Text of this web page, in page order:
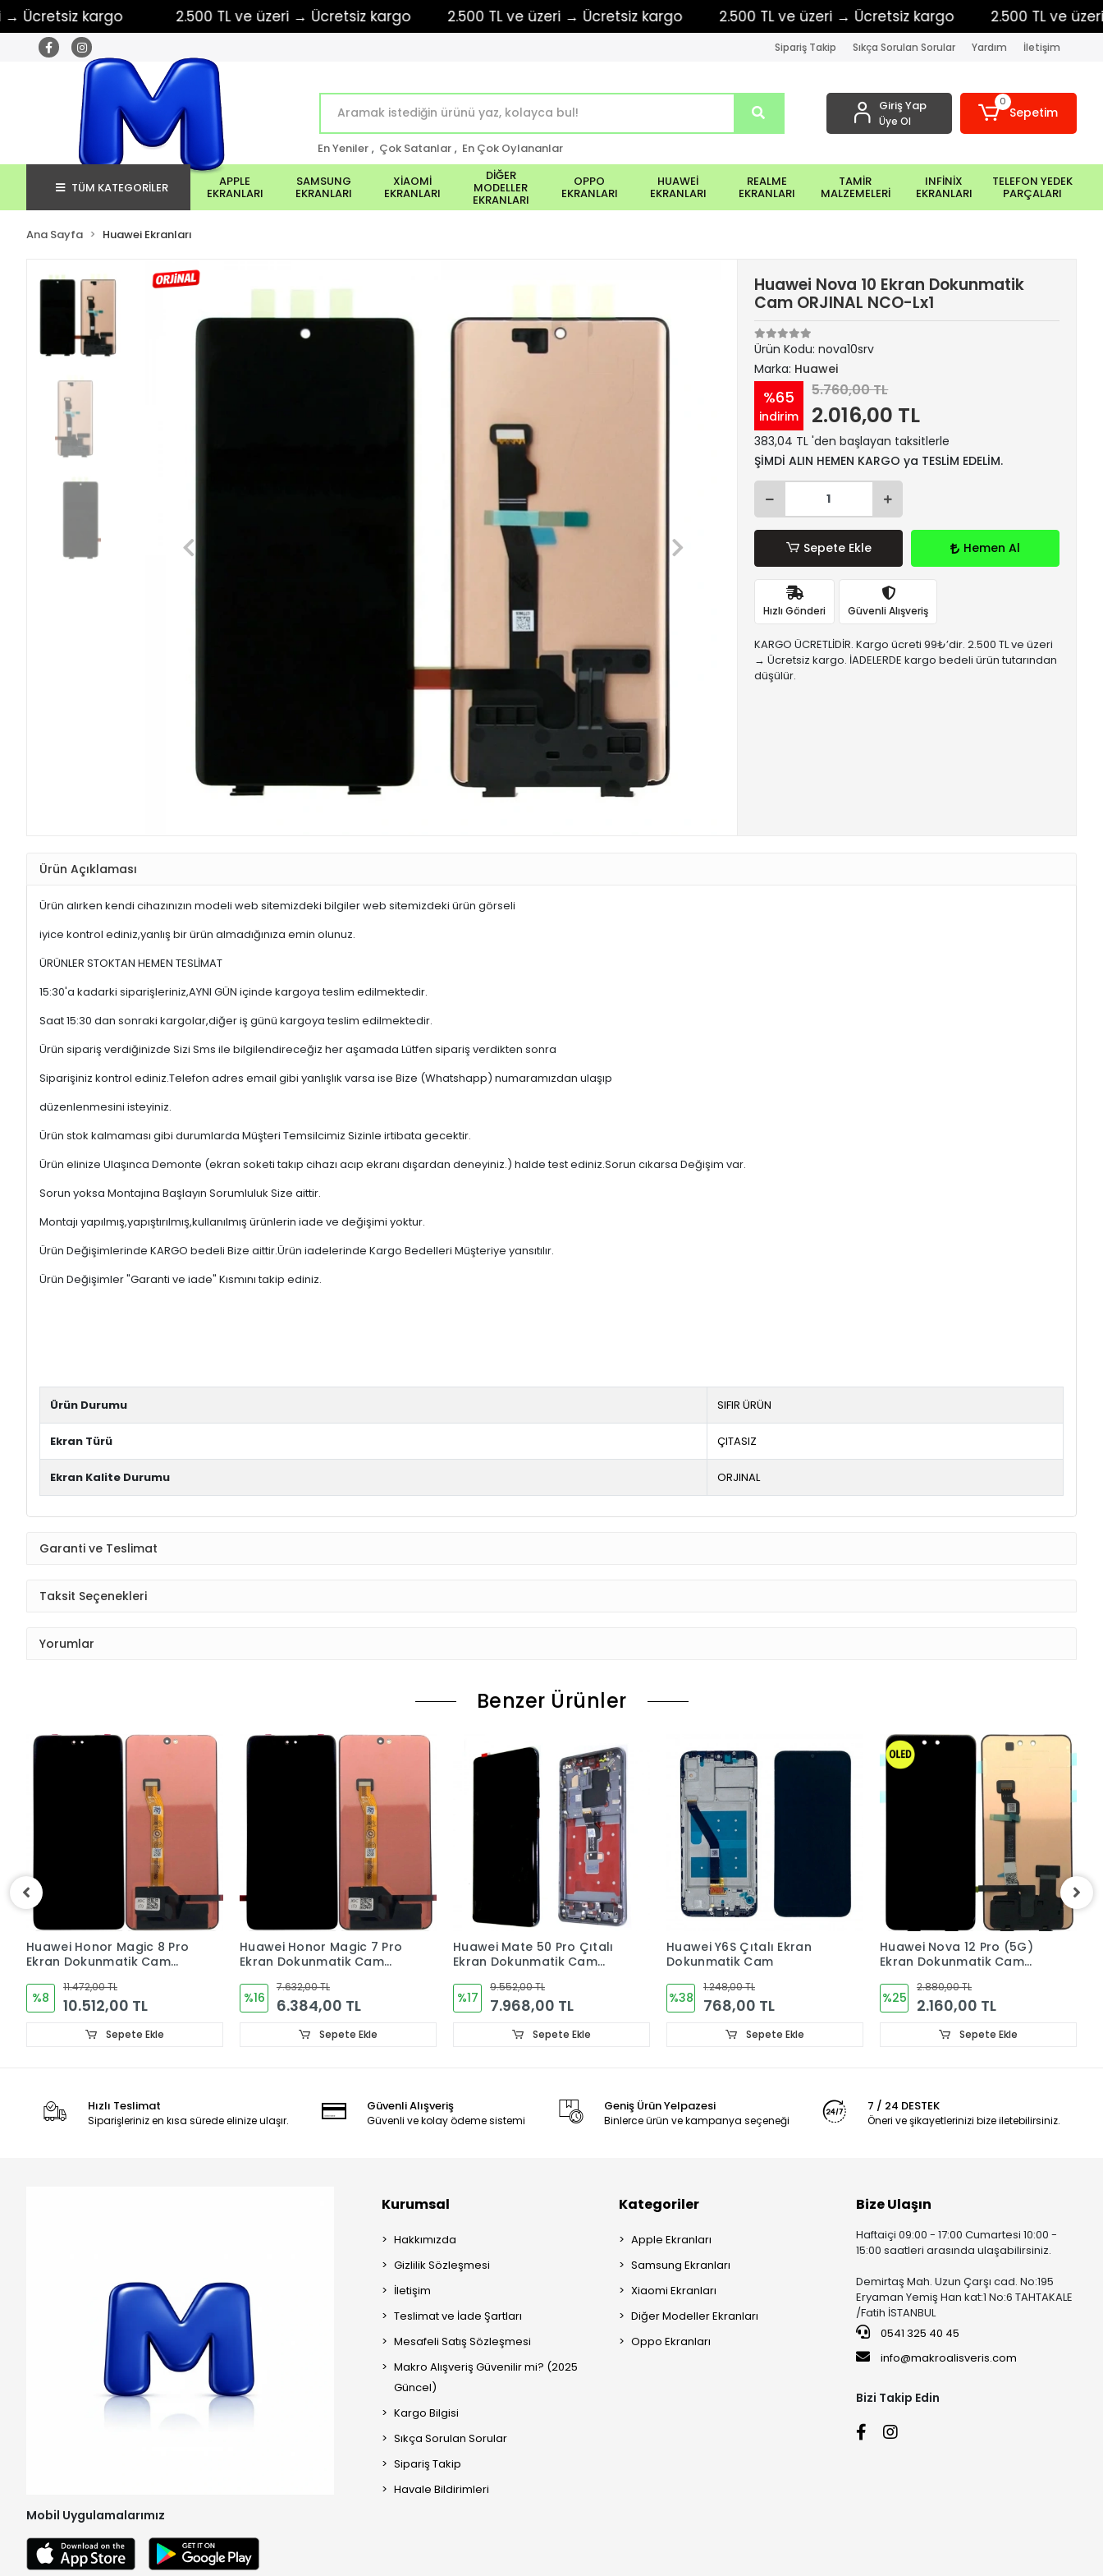
kargo 2.500 TL ve üzeri → Ücretsiz kargo 2.500 TL ve üzeri → Ücretsiz kargo 2.500 TL ve üzeri → Ücretsiz kargo 2.500 TL ve üzeri →
Sipariş Takip Sıkça Sorulan Sorular Yardım İletişim
En Yeniler , Çok Satanlar , En Çok Oylananlar
Giriş Yap
Üye Ol
0
Sepetim
TÜM KATEGORİLER APPLE
EKRANLARI
SAMSUNG
EKRANLARI
XİAOMİ
EKRANLARI
DİĞER
MODELLER
EKRANLARI
OPPO
EKRANLARI
HUAWEİ
EKRANLARI
REALME
EKRANLARI
TAMİR
MALZEMELERİ
INFİNİX
EKRANLARI
TELEFON YEDEK
PARÇALARI
Ana Sayfa Huawei Ekranları
Huawei Nova 10 Ekran Dokunmatik
Cam ORJINAL NCO-Lx1
Ürün Kodu:nova10srv
Marka: Huawei
%65
indirim
5.760,00 TL
2.016,00 TL
383,04 TL 'den başlayan taksitlerle
ŞİMDİ ALIN HEMEN KARGO ya TESLİM EDELİM.
Sepete Ekle Hemen Al
Hızlı Gönderi Güvenli Alışveriş
KARGO ÜCRETLİDİR. Kargo ücreti 99₺’dir. 2.500 TL ve üzeri
→ Ücretsiz kargo. İADELERDE kargo bedeli ürün tutarından
düşülür.
Ürün Açıklaması
Ürün alırken kendi cihazınızın modeli web sitemizdeki bilgiler web sitemizdeki ürün görseli
iyice kontrol ediniz,yanlış bir ürün almadığınıza emin olunuz.
ÜRÜNLER STOKTAN HEMEN TESLİMAT
15:30'a kadarki siparişleriniz,AYNI GÜN içinde kargoya teslim edilmektedir.
Saat 15:30 dan sonraki kargolar,diğer iş günü kargoya teslim edilmektedir.
Ürün sipariş verdiğinizde Sizi Sms ile bilgilendireceğiz her aşamada Lütfen sipariş verdikten sonra
Siparişiniz kontrol ediniz.Telefon adres email gibi yanlışlık varsa ise Bize (Whatshapp) numaramızdan ulaşıp
düzenlenmesini isteyiniz.
Ürün stok kalmaması gibi durumlarda Müşteri Temsilcimiz Sizinle irtibata gecektir.
Ürün elinize Ulaşınca Demonte (ekran soketi takıp cihazı acıp ekranı dışardan deneyiniz.) halde test ediniz.Sorun cıkarsa Değişim var.
Sorun yoksa Montajına Başlayın Sorumluluk Size aittir.
Montajı yapılmış,yapıştırılmış,kullanılmış ürünlerin iade ve değişimi yoktur.
Ürün Değişimlerinde KARGO bedeli Bize aittir.Ürün iadelerinde Kargo Bedelleri Müşteriye yansıtılır.
Ürün Değişimler "Garanti ve iade" Kısmını takip ediniz.
Ürün Durumu SIFIR ÜRÜN
Ekran Türü ÇITASIZ
Ekran Kalite Durumu ORJINAL
Garanti ve Teslimat
Taksit Seçenekleri
Yorumlar
Benzer Ürünler
Huawei Honor Magic 7 Pro
Ekran Dokunmatik Cam
%16
7.632,00 TL
6.384,00 TL
Sepete Ekle
Huawei Mate 50 Pro Çıtalı
Ekran Dokunmatik Cam
%17
9.552,00 TL
7.968,00 TL
Sepete Ekle
Huawei Y6S Çıtalı Ekran
Dokunmatik Cam
%38
1.248,00 TL
768,00 TL
Sepete Ekle
Huawei Nova 12 Pro (5G)
Ekran Dokunmatik Cam
%25
2.880,00 TL
2.160,00 TL
Sepete Ekle
Huawei Honor 400 Lite
Ekran Dokunmatik Cam
%51
4.080,00 TL
2.016,00 TL
Sepete Ekle
Hızlı Teslimat
Siparişleriniz en kısa sürede elinize ulaşır.
Güvenli Alışveriş
Güvenli ve kolay ödeme sistemi
Geniş Ürün Yelpazesi
Binlerce ürün ve kampanya seçeneği
7 / 24 DESTEK
Öneri ve şikayetlerinizi bize iletebilirsiniz.
Mobil Uygulamalarımız
Kurumsal
Hakkımızda
Gizlilik Sözleşmesi
İletişim
Teslimat ve İade Şartları
Mesafeli Satış Sözleşmesi
Makro Alışveriş Güvenilir mi? (2025
Güncel)
Kargo Bilgisi
Sıkça Sorulan Sorular
Sipariş Takip
Havale Bildirimleri
Kategoriler
Apple Ekranları
Samsung Ekranları
Xiaomi Ekranları
Diğer Modeller Ekranları
Oppo Ekranları
Bize Ulaşın
Haftaiçi 09:00 - 17:00 Cumartesi 10:00 -
15:00 saatleri arasında ulaşabilirsiniz.
Demirtaş Mah. Uzun Çarşı cad. No:195
Eryaman Yemiş Han kat:1 No:6 TAHTAKALE
/Fatih İSTANBUL
0541 325 40 45
info@makroalisveris.com
Bizi Takip Edin